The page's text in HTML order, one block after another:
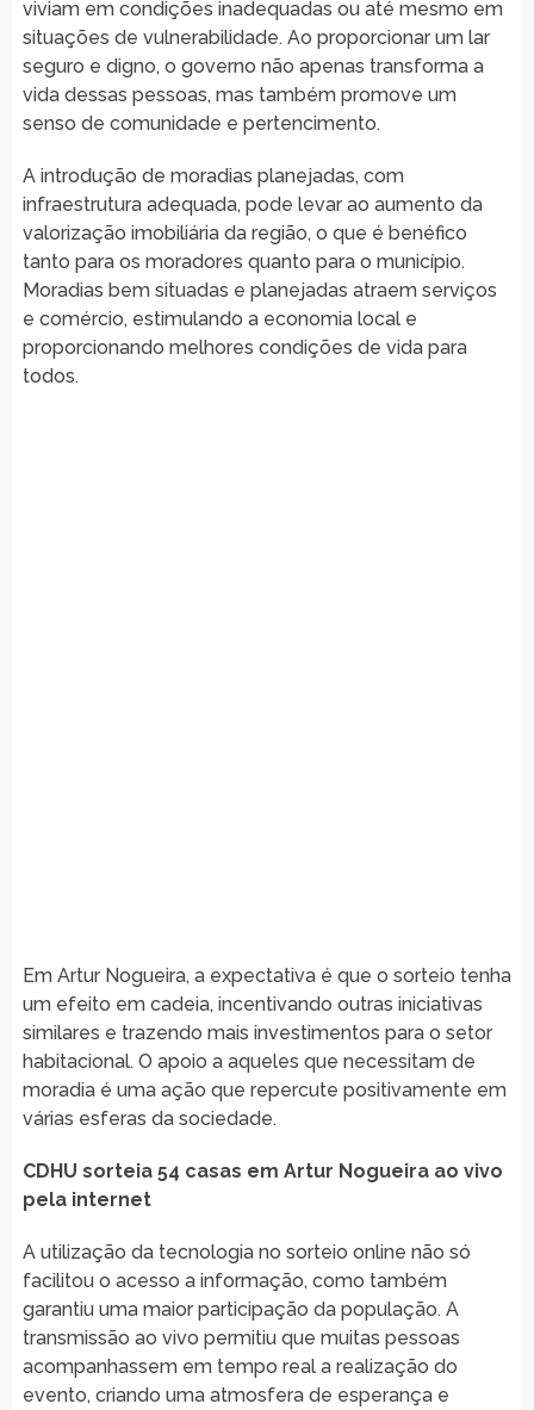
viviam em condições inadequadas ou até mesmo em
situações de vulnerabilidade. Ao proporcionar um lar
seguro e digno, o governo não apenas transforma a
vida dessas pessoas, mas também promove um
senso de comunidade e pertencimento.
A introdução de moradias planejadas, com
infraestrutura adequada, pode levar ao aumento da
valorização imobiliária da região, o que é benéfico
tanto para os moradores quanto para o município.
Moradias bem situadas e planejadas atraem serviços
e comércio, estimulando a economia local e
proporcionando melhores condições de vida para
todos.
Em Artur Nogueira, a expectativa é que o sorteio tenha
um efeito em cadeia, incentivando outras iniciativas
similares e trazendo mais investimentos para o setor
habitacional. O apoio a aqueles que necessitam de
moradia é uma ação que repercute positivamente em
várias esferas da sociedade.
CDHU sorteia 54 casas em Artur Nogueira ao vivo
pela internet
A utilização da tecnologia no sorteio online não só
facilitou o acesso a informação, como também
garantiu uma maior participação da população. A
transmissão ao vivo permitiu que muitas pessoas
acompanhassem em tempo real a realização do
evento, criando uma atmosfera de esperança e